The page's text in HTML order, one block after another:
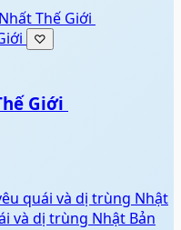
Thế Giới
♡
Giới
quái và dị trùng Nhật